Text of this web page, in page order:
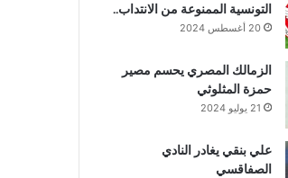
التونسية الممنوعة من الانتداب..
20 أغسطس 2024
الزمالك المصري يحسم مصير
حمزة المثلوثي
21 يوليو 2024
علي بنقي يغادر النادي
الصفاقسي